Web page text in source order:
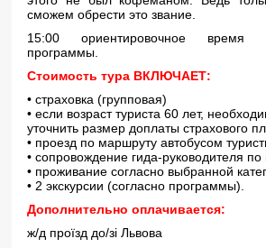
сможем обрести это звание.
15:00 ориентировочное время
программы.
Стоимость тура ВКЛЮЧАЕТ:
• страховка (групповая)
• если возраст туриста 60 лет,
уточнить размер доплаты страхового
• проезд по маршруту автобусом
• сопровождение гида-руководителя
• проживание согласно выбранной
• 2 экскурсии (согласно программы).
Дополнительно оплачивается:
ж/д проїзд до/зі Львова